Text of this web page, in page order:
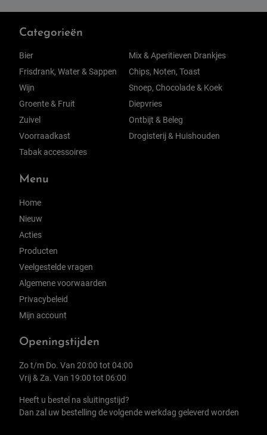
Categorieën
Bier
Frisdrank, Water & Sappen
Wijn
Groente & Fruit
Zuivel
Voorraadkast
Tabak accessoires
Mix & Aperitieven Drankjes
Chips, Noten, Toast
Snoep, Chocolade & Koek
Diepvries
Ontbijt & Beleg
Drogisterij & Huishouden
Menu
Home
Nieuw
Acties
Producten
Veelgestelde vragen
Algemene voorwaarden
Privacybeleid
Mijn account
Openingstijden
Zo t/m Do. Van 20:00 tot 04:00
Vrij & Za. Van 19:00 tot 06:00
Heeft u bestel na sluitingstijd?
Dan zal uw bestelling de volgende werkdag geleverd worden